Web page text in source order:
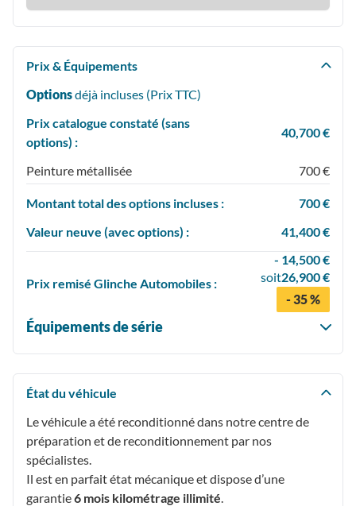
Prix & Équipements
Optionsdéjà incluses (PrixTTC)
Prix catalogue constaté (sans
options) :
40,700 €
Peinture métallisée 700 €
Montant total des options incluses :
700 €
Valeur neuve (avec options) :
41,400 €
Prix remisé Glinche Automobiles :
- 14,500 €
soit26,900 €
- 35 %
Équipements de série
État du véhicule
Le véhicule a été reconditionné dans notre centre de
préparation et de reconditionnement par nos
spécialistes.
Il est en parfait état mécanique et dispose d’une
garantie6 mois kilométrage illimité.